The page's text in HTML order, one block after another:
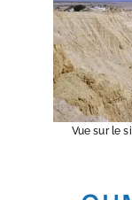
Vue sur le